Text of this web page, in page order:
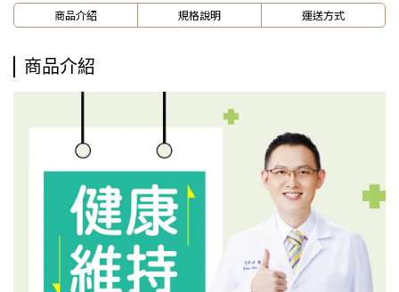
商品介紹 規格說明 運送方式
商品介紹